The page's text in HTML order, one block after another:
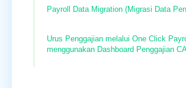
Payroll Data Migration (Migrasi Data
Urus Penggajian melalui One Click
menggunakan Dashboard Penggajian